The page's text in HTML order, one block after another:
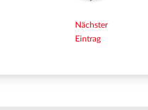
Nächster
Eintrag